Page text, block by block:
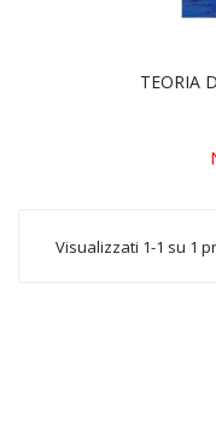
TEORIA
Visualizzati 1-1 su 1